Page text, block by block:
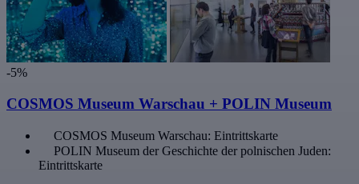
-5%
COSMOS Museum Warschau + POLIN Museum
COSMOS Museum Warschau: Eintrittskarte
POLIN Museum der Geschichte der polnischen Juden:
Eintrittskarte